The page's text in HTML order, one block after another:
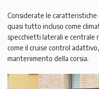
Considerate le caratteristiche
quasi tutto incluso come
specchietti laterali e centrale
come il cruise control
mantenimento della corsia.